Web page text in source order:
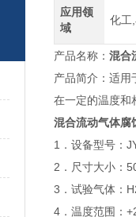
应用领
域
化工
产品名称： 混合
产品简介：适用
在一定的温度和
混合流动气体腐
1．设备型号：
2．尺寸大小：
3．试验气体：
4．温度范围：